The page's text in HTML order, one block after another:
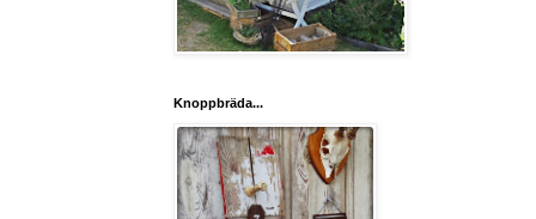
Knoppbräda...